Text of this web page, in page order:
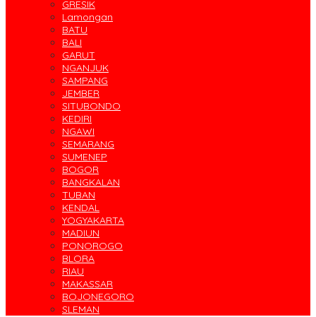
GRESIK
Lamongan
BATU
BALI
GARUT
NGANJUK
SAMPANG
JEMBER
SITUBONDO
KEDIRI
NGAWI
SEMARANG
SUMENEP
BOGOR
BANGKALAN
TUBAN
KENDAL
YOGYAKARTA
MADIUN
PONOROGO
BLORA
RIAU
MAKASSAR
BOJONEGORO
SLEMAN